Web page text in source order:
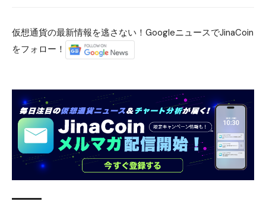
仮想通貨の最新情報を逃さない！GoogleニュースでJinaCoin
をフォロー！